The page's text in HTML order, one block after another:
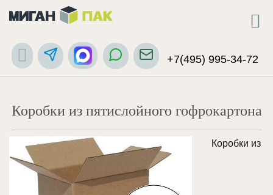
+7(495) 995-34-72
Коробки из пятислойного гофрокартона
Коробки из